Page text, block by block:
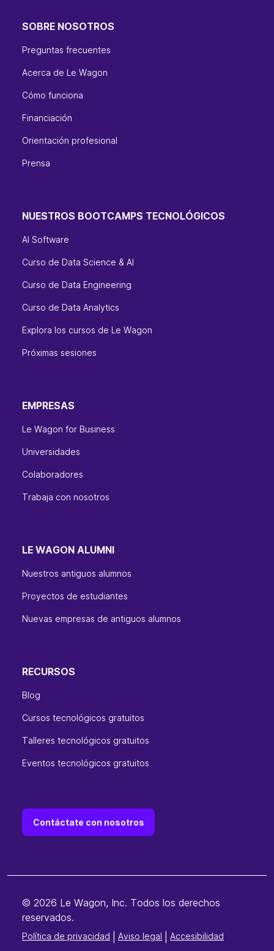
SOBRE NOSOTROS
Preguntas frecuentes
Acerca de Le Wagon
Cómo funciona
Financiación
Orientación profesional
Prensa
NUESTROS BOOTCAMPS TECNOLÓGICOS
AI Software
Curso de Data Science & AI
Curso de Data Engineering
Curso de Data Analytics
Explora los cursos de Le Wagon
Próximas sesiones
EMPRESAS
Le Wagon for Business
Universidades
Colaboradores
Trabaja con nosotros
LE WAGON ALUMNI
Nuestros antiguos alumnos
Proyectos de estudiantes
Nuevas empresas de antiguos alumnos
RECURSOS
Blog
Cursos tecnológicos gratuitos
Talleres tecnológicos gratuitos
Eventos tecnológicos gratuitos
Contáctate con nosotros
© 2026 Le Wagon, Inc. Todos los derechos
reservados.
Política de privacidad Aviso legal Accesibilidad